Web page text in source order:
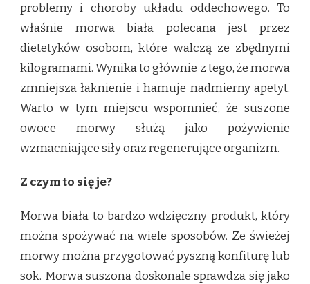
problemy i choroby układu oddechowego. To
właśnie morwa biała polecana jest przez
dietetyków osobom, które walczą ze zbędnymi
kilogramami. Wynika to głównie z tego, że morwa
zmniejsza łaknienie i hamuje nadmierny apetyt.
Warto w tym miejscu wspomnieć, że suszone
owoce morwy służą jako pożywienie
wzmacniające siły oraz regenerujące organizm.
Z czym to się je?
Morwa biała to bardzo wdzięczny produkt, który
można spożywać na wiele sposobów. Ze świeżej
morwy można przygotować pyszną konfiturę lub
sok. Morwa suszona doskonale sprawdza się jako